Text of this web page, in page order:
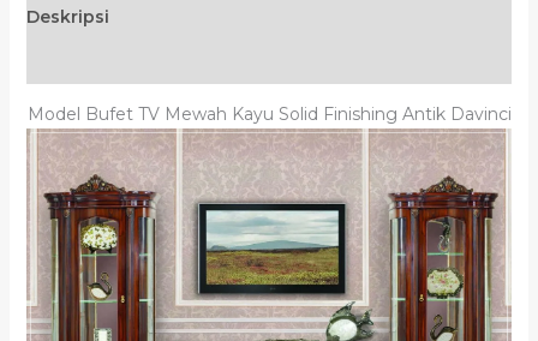
Deskripsi
Model Bufet TV Mewah Kayu Solid Finishing Antik Davinci